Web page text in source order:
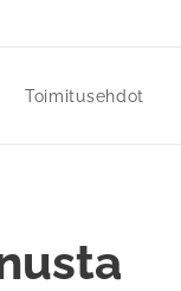
Toimitusehdot